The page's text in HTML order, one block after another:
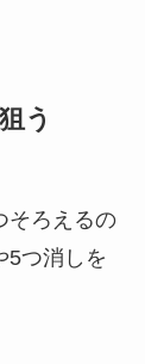
う
そろえるの
5つ消しを